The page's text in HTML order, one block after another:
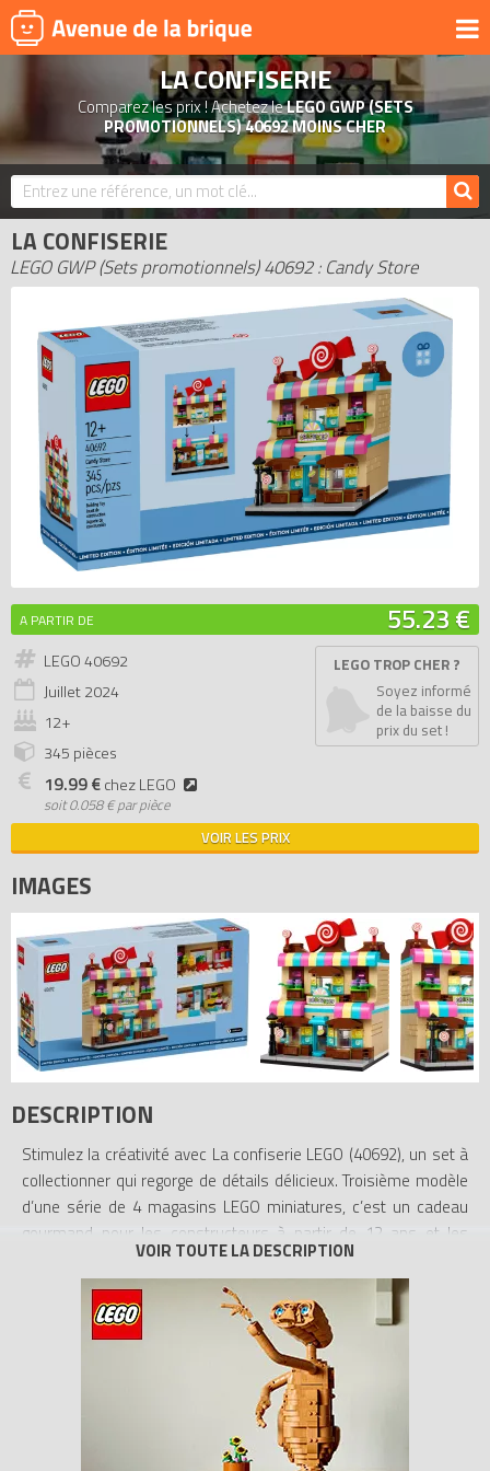
UNIVERS
PRODUITS DÉRIVÉS
NOUVEAUTÉS
LEGO 2026
ACTUALITÉS
ASSOCIATIONS DE FANS
EXPOSITIONS LEGO
LEGO LES PLUS CHERS
DERNIERS LEGO AJOUTÉS
LA CONFISERIE
Comparez les prix ! Achetez leLEGO GWP (SETS
PROMOTIONNELS) 40692 MOINS CHER
LA CONFISERIE
LEGO GWP (Sets promotionnels) 40692 : Candy Store
A PARTIR DE 55.23 €
LEGO 40692
Juillet2024
12+
345 pièces
19.99 €chez LEGO
soit0.058 € par pièce
LEGO TROP CHER ?
Soyez informé
de la baisse du
prix du set !
VOIR LES PRIX
IMAGES
DESCRIPTION
Stimulez la créativité avec La confiserie LEGO (40692), un set à
collectionner qui regorge de détails délicieux. Troisième modèle
d’une série de 4 magasins LEGO miniatures, c’est un cadeau
gourmand pour les constructeurs à partir de 12 ans et les
adultes. Admirez les bonbons colorés à l’extérieur du mini
modèle d’exposition puis découvrez l’intérieur. Explorez deux
étages remplis d’équipements de confiserie, dont une machine
à crème glacée miniature, un distributeur de bonbons et une
- Un set à collectionner – Organisée sur 2 étages, La confiserie
LEGO est le troisième modèle de la série de magasins LEGO, une
collection de boutiques colorées